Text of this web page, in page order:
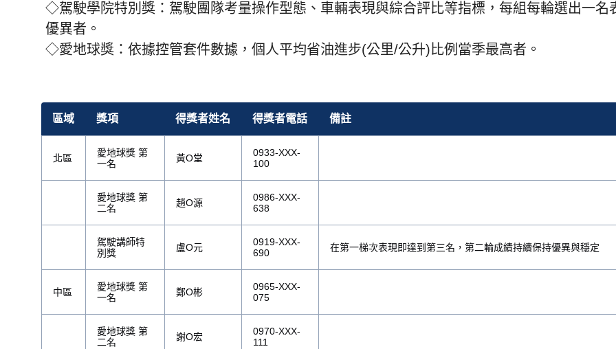
◇駕駛學院特別獎：駕駛團隊考量操作型態、車輛表現與綜合評比等指標，每組每輪選出一名
優異者。
◇愛地球獎：依據控管套件數據，個人平均省油進步(公里/公升)比例當季最高者。
區域 獎項 得獎者姓名 得獎者電話 備註
北區
愛地球獎 第
一名
黃O堂
0933-XXX-
100
愛地球獎 第
二名
趙O源
0986-XXX-
638
駕駛講師特
別獎
盧O元
0919-XXX-
690
在第一梯次表現即達到第三名，第二輪成績持續保持優異與穩定
中區
愛地球獎 第
一名
鄭O彬
0965-XXX-
075
愛地球獎 第
二名
謝O宏
0970-XXX-
111